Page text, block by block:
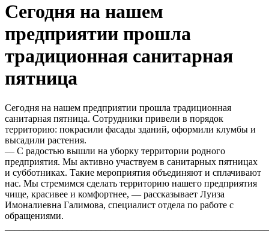
Сегодня на нашем
предприятии прошла
традиционная санитарная
пятница
Сегодня на нашем предприятии прошла традиционная
санитарная пятница. Сотрудники привели в порядок
территорию: покрасили фасады зданий, оформили клумбы и
высадили растения.
— С радостью вышли на уборку территории родного
предприятия. Мы активно участвуем в санитарных пятницах
и субботниках. Такие мероприятия объединяют и сплачивают
нас. Мы стремимся сделать территорию нашего предприятия
чище, красивее и комфортнее, — рассказывает Луиза
Имоналиевна Галимова, специалист отдела по работе с
обращениями.